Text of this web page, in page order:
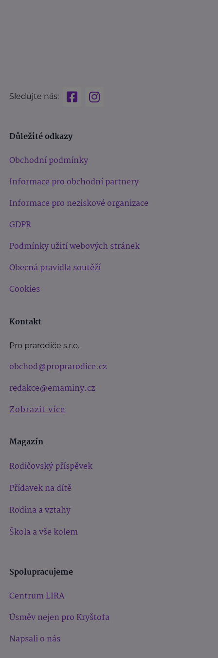
Sledujte nás:
Důležité odkazy
Obchodní podmínky
Informace pro obchodní partnery
Informace pro neziskové organizace
GDPR
Podmínky užití webových stránek
Obecná pravidla soutěží
Cookies
Kontakt
Pro prarodiče s.r.o.
obchod@proprarodice.cz
redakce@emaminy.cz
Zobrazit více
Magazín
Rodičovský příspěvek
Přídavek na dítě
Rodina a vztahy
Škola a vše kolem
Spolupracujeme
Centrum LIRA
Úsměv nejen pro Kryštofa
Napsali o nás